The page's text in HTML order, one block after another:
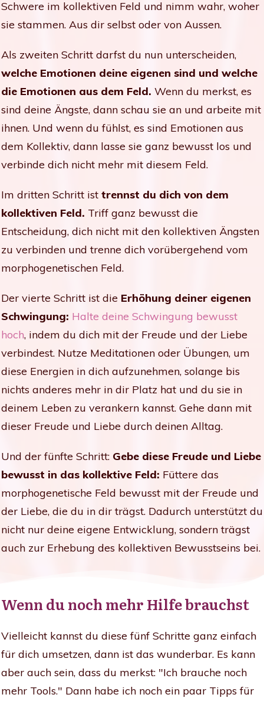
Schwere im kollektiven Feld und nimm wahr, woher
sie stammen. Aus dir selbst oder von Aussen.
Als zweiten Schritt darfst du nun unterscheiden,
welche Emotionen deine eigenen sind und welche
die Emotionen aus dem Feld. Wenn du merkst, es
sind deine Ängste, dann schau sie an und arbeite mit
ihnen. Und wenn du fühlst, es sind Emotionen aus
dem Kollektiv, dann lasse sie ganz bewusst los und
verbinde dich nicht mehr mit diesem Feld.
Im dritten Schritt ist trennst du dich von dem
kollektiven Feld. Triff ganz bewusst die
Entscheidung, dich nicht mit den kollektiven Ängsten
zu verbinden und trenne dich vorübergehend vom
morphogenetischen Feld.
Der vierte Schritt ist die Erhöhung deiner eigenen
Schwingung: Halte deine Schwingung bewusst
hoch, indem du dich mit der Freude und der Liebe
verbindest. Nutze Meditationen oder Übungen, um
diese Energien in dich aufzunehmen, solange bis
nichts anderes mehr in dir Platz hat und du sie in
deinem Leben zu verankern kannst. Gehe dann mit
dieser Freude und Liebe durch deinen Alltag.
Und der fünfte Schritt: Gebe diese Freude und Liebe
bewusst in das kollektive Feld: Füttere das
morphogenetische Feld bewusst mit der Freude und
der Liebe, die du in dir trägst. Dadurch unterstützt du
nicht nur deine eigene Entwicklung, sondern trägst
auch zur Erhebung des kollektiven Bewusstseins bei.
Wenn du noch mehr Hilfe brauchst
Vielleicht kannst du diese fünf Schritte ganz einfach
für dich umsetzen, dann ist das wunderbar. Es kann
aber auch sein, dass du merkst: "Ich brauche noch
mehr Tools." Dann habe ich noch ein paar Tipps für